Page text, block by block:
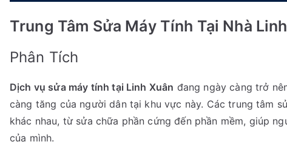
Trung Tâm Sửa Máy Tính Tại Nhà
Phân Tích
Dịch vụ sửa máy tính tại Linh Xuân đang ngày càng trở
càng tăng của người dân tại khu vực này. Các trung tâm
khác nhau, từ sửa chữa phần cứng đến phần mềm, giúp
của mình.